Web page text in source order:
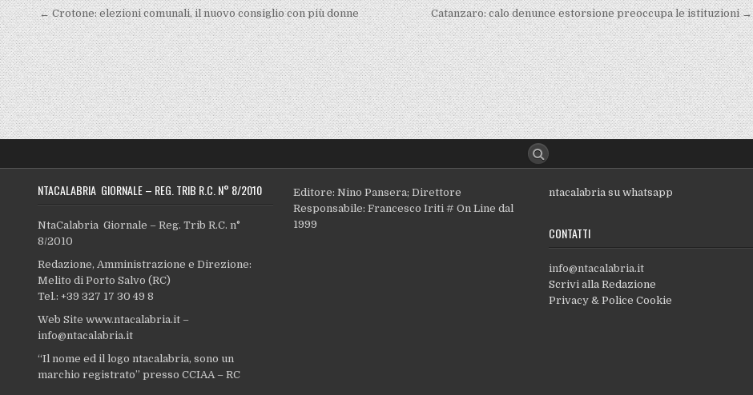
Navigazione articoli
← Crotone: elezioni comunali, il nuovo consiglio con più donne Catanzaro: calo denunce estorsione preoccupa le istituzioni →
NTACALABRIA GIORNALE – REG. TRIB R.C. N° 8/2010
NtaCalabria Giornale – Reg. Trib R.C. n°
8/2010
Redazione, Amministrazione e Direzione:
Melito di Porto Salvo (RC)
Tel.: +39 327 17 30 49 8
Web Site www.ntacalabria.it –
info@ntacalabria.it
“Il nome ed il logo ntacalabria, sono un
marchio registrato” presso CCIAA – RC
Editore: Nino Pansera; Direttore
Responsabile: Francesco Iriti # On Line dal
1999
ntacalabria su whatsapp
CONTATTI
info@ntacalabria.it
Scrivi alla Redazione
Privacy & Police Cookie